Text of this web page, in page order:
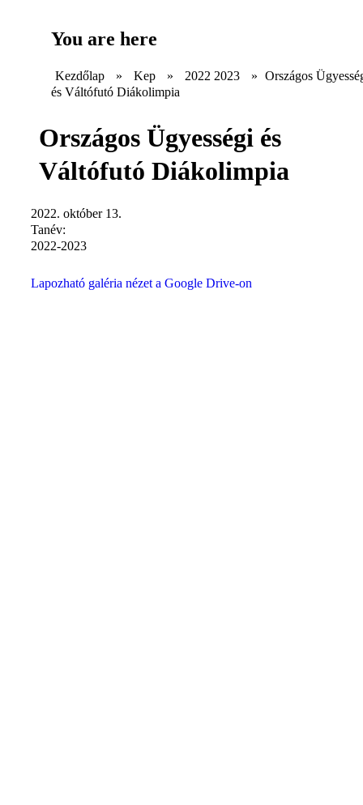
You are here
Kezdőlap » Kep » 2022 2023 » Országos
és Váltófutó Diákolimpia
Országos Ügyességi és
Váltófutó Diákolimpia
2022. október 13.
Tanév:
2022-2023
Lapozható galéria nézet a Google Drive-on